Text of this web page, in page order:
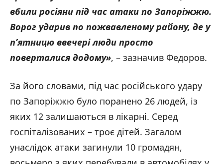
вбили росіяни під час атаки по Запоріжжю.
Ворог ударив по пожвавленому району, де у
п’ятницю ввечері люди просто
поверталися додому», – зазначив Федоров.
За його словами, під час російського удару
по Запоріжжю було поранено 26 людей, із
яких 12 залишаються в лікарні. Серед
госпіталізованих – троє дітей. Загалом
унаслідок атаки загинули 10 громадян,